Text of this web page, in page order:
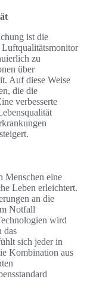
ist die
zu
über
Auf diese Weise
die die
verbesserte
Menschen eine
Leben erleichtert.
an die
Notfall
wird
das
sich jeder in
Kombination aus